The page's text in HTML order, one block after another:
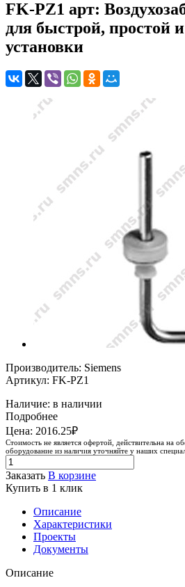
FK-PZ1 арт:
для быстрой, простой
установки
Производитель: Siemens
Артикул: FK-PZ1
Наличие: в наличии
Подробнее
Цена: 2016.25₽
Стоимость не является офертой, действительна на
оборудование из наличия уточняйте у наших
Заказать В корзине
Купить в 1 клик
Описание
Характеристики
Проекты
Документы
Описание